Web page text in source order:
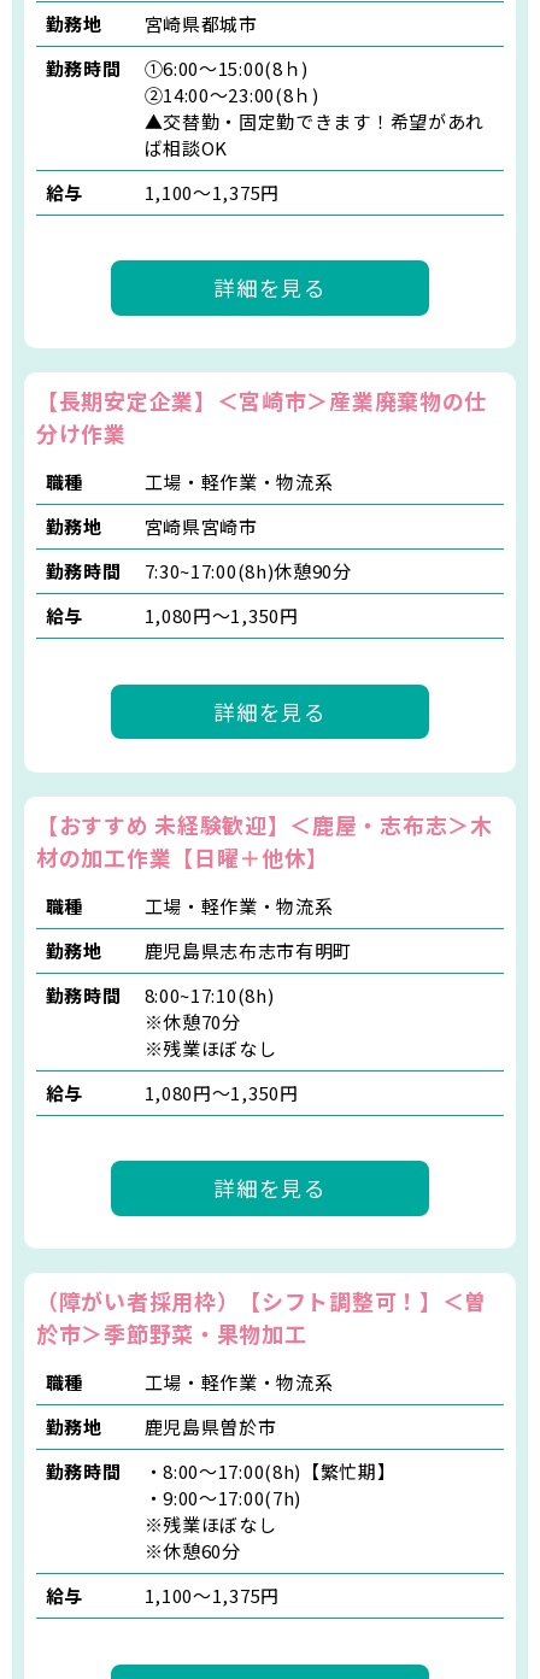
勤務地
宮崎県都城市
勤務時間
①6:00～15:00(8ｈ)
②14:00～23:00(8ｈ)
▲交替勤・固定勤できます！希望があれ
ば相談OK
給与
1,100〜1,375円
詳細を見る
【長期安定企業】＜宮崎市＞産業廃棄物の仕
分け作業
職種
工場・軽作業・物流系
勤務地
宮崎県宮崎市
勤務時間
7:30~17:00(8h)休憩90分
給与
1,080円～1,350円
詳細を見る
【おすすめ 未経験歓迎】＜鹿屋・志布志＞木
材の加工作業【日曜＋他休】
職種
工場・軽作業・物流系
勤務地
鹿児島県志布志市有明町
勤務時間
8:00~17:10(8h)
※休憩70分
※残業ほぼなし
給与
1,080円～1,350円
詳細を見る
（障がい者採用枠）【シフト調整可！】＜曽
於市＞季節野菜・果物加工
職種
工場・軽作業・物流系
勤務地
鹿児島県曽於市
勤務時間
・8:00～17:00(8h)【繁忙期】
・9:00～17:00(7h)
※残業ほぼなし
※休憩60分
給与
1,100〜1,375円